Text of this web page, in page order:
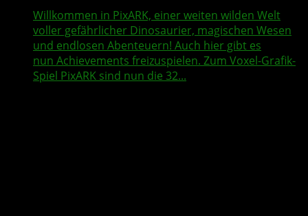
Willkommen in PixARK, einer weiten wilden Welt
voller gefährlicher Dinosaurier, magischen Wesen
und endlosen Abenteuern! Auch hier gibt es
nun Achievements freizuspielen. Zum Voxel-Grafik-
Spiel PixARK sind nun die 32...